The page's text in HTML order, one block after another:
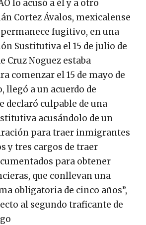
lo acusó a él y a otro
Cortez Ávalos, mexicalense
permanece fugitivo, en una
Sustitutiva el 15 de julio de
Cruz Noguez estaba
comenzar el 15 de mayo de
llegó a un acuerdo de
declaró culpable de una
acusándolo de un
para traer inmigrantes
y tres cargos de traer
para obtener
que conllevan una
obligatoria de cinco años”,
al segundo traficante de